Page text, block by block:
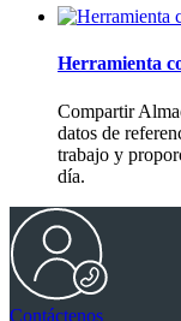
Herramienta
Compartir
datos de
trabajo y
día.
Contáctenos